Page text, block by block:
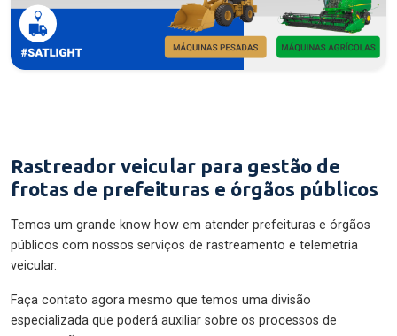
Rastreador veicular para gestão de
frotas de prefeituras e órgãos públicos
Temos um grande know how em atender prefeituras e órgãos
públicos com nossos serviços de rastreamento e telemetria
veicular.
Faça contato agora mesmo que temos uma divisão
especializada que poderá auxiliar sobre os processos de